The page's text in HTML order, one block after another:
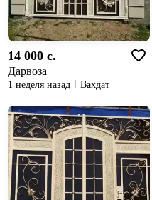
14 000 c.
Дарвоза
1 неделя назад Вахдат